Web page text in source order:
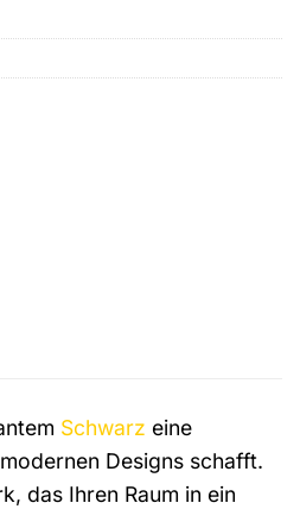
Schwarz eine
Designs schafft.
das Ihren Raum in ein